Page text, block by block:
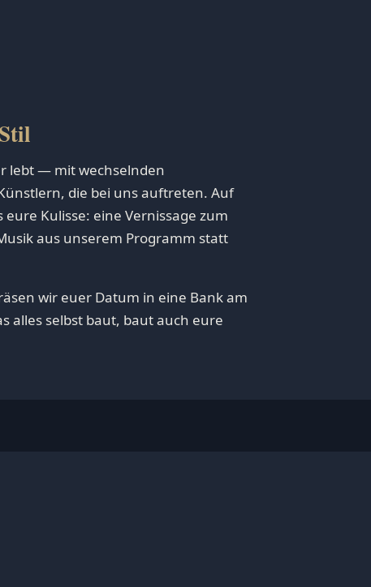
lebt — mit wechselnden
die bei uns auftreten. Auf
Kulisse: eine Vernissage zum
aus unserem Programm statt
wir euer Datum in eine Bank am
alles selbst baut, baut auch eure